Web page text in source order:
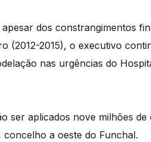
dos constrangimentos
(2012-2015), o executivo
nas urgências do
ser aplicados nove milhões
a oeste do Funchal.